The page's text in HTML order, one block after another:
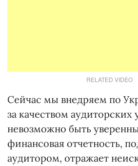
RELATED VIDEO
Сейчас мы внедряем по
за качеством аудиторских
невозможно быть
финансовая отчетность,
аудитором, отражает